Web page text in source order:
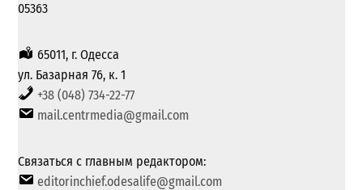
05363
65011, г. Одесса
ул. Базарная 76, к. 1
+38 (048) 734-22-77
mail.centrmedia@gmail.com
Связаться с главным редактором:
editorinchief.odesalife@gmail.com